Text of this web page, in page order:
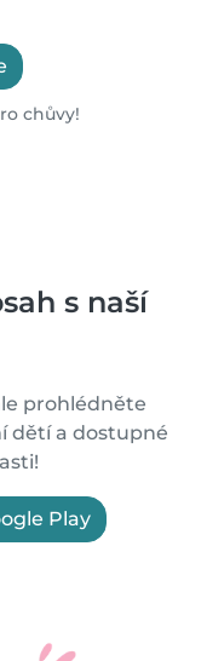
chůvy!
s naší
prohlédněte
dětí a dostupné
Play